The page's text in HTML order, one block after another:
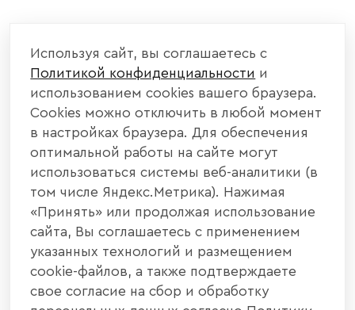
КАТАЛОГ МЕБЕЛИ
ИНФОРМАЦИЯ
НАШИ КОНТАКТЫ
+7 800 700 20 58
440004, г. Пенза, ул. Рябова, д. 31
info@interier-center.ru
Используя сайт, вы соглашаетесь с
Политикой конфиденциальности и
использованием cookies вашего браузера.
Cookies можно отключить в любой момент
в настройках браузера. Для обеспечения
оптимальной работы на сайте могут
использоваться системы веб-аналитики (в
том числе Яндекс.Метрика). Нажимая
«Принять» или продолжая использование
сайта, Вы соглашаетесь с применением
указанных технологий и размещением
cookie-файлов, а также подтверждаете
свое согласие на сбор и обработку